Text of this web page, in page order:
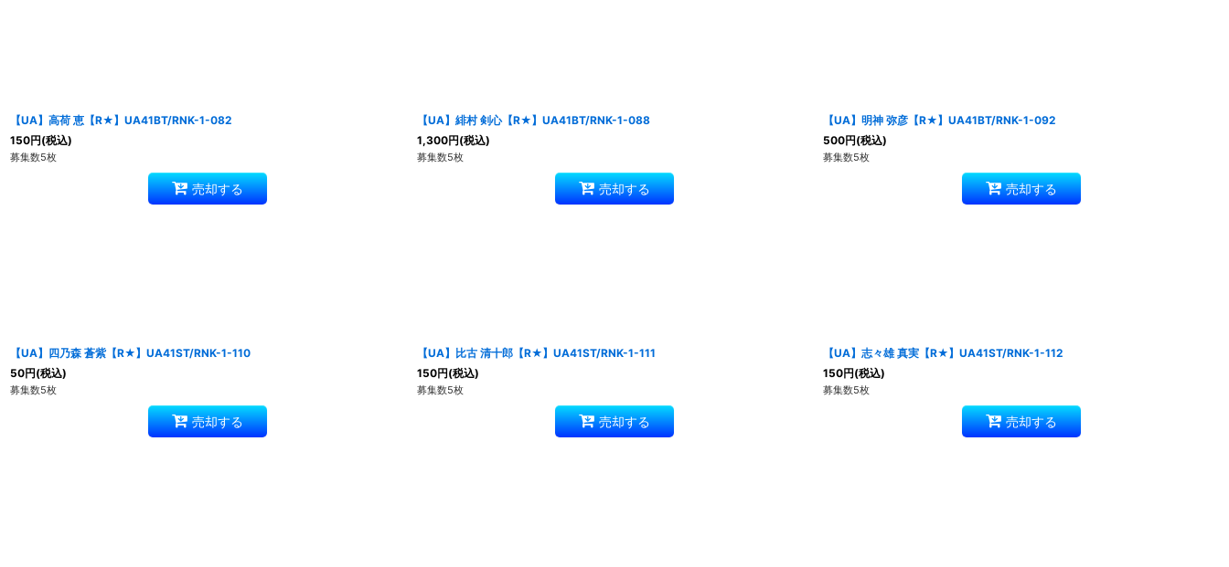
【UA】高荷 恵【R★】UA41BT/RNK-1-082
150円(税込)
募集数5枚
売却する
【UA】緋村 剣心【R★】UA41BT/RNK-1-088
1,300円(税込)
募集数5枚
売却する
【UA】明神 弥彦【R★】UA41BT/RNK-1-092
500円(税込)
募集数5枚
売却する
【UA】四乃森 蒼紫【R★】UA41ST/RNK-1-110
50円(税込)
募集数5枚
売却する
【UA】比古 清十郎【R★】UA41ST/RNK-1-111
150円(税込)
募集数5枚
売却する
【UA】志々雄 真実【R★】UA41ST/RNK-1-112
150円(税込)
募集数5枚
売却する